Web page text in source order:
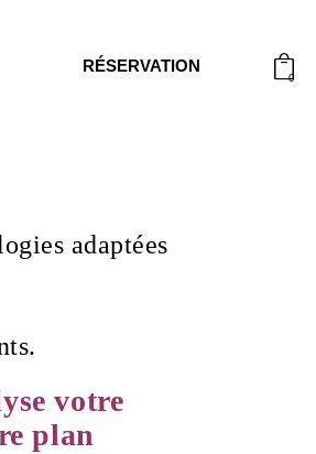
RÉSERVATION
0
adaptées
votre
plan